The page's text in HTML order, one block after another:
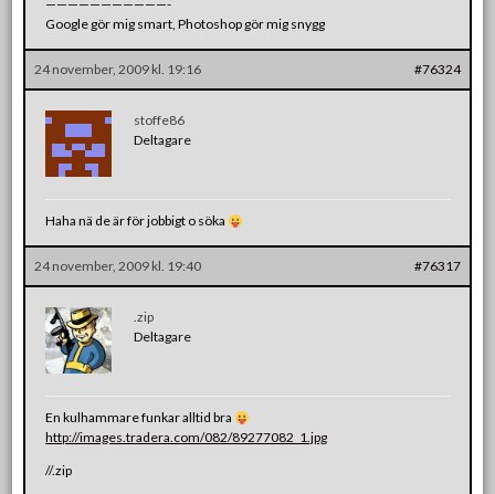
———————————-
Google gör mig smart, Photoshop gör mig snygg
24 november, 2009 kl. 19:16 #76324
stoffe86
Deltagare
Haha nä de är för jobbigt o söka
24 november, 2009 kl. 19:40 #76317
.zip
Deltagare
En kulhammare funkar alltid bra
http://images.tradera.com/082/89277082_1.jpg
//.zip